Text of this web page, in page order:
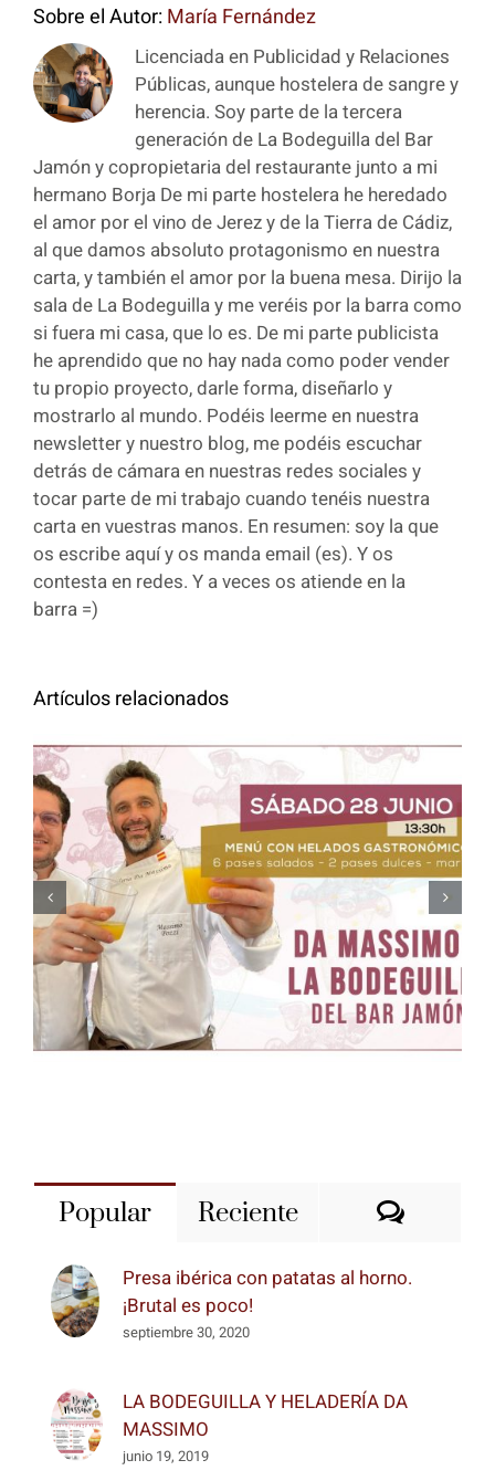
Sobre el Autor:María Fernández
Licenciada en Publicidad y Relaciones
Públicas, aunque hostelera de sangre y
herencia. Soy parte de la tercera
generación de La Bodeguilla del Bar
Jamón y copropietaria del restaurante junto a mi
hermano Borja De mi parte hostelera he heredado
el amor por el vino de Jerez y de la Tierra de Cádiz,
al que damos absoluto protagonismo en nuestra
carta, y también el amor por la buena mesa. Dirijo la
sala de La Bodeguilla y me veréis por la barra como
si fuera mi casa, que lo es. De mi parte publicista
he aprendido que no hay nada como poder vender
tu propio proyecto, darle forma, diseñarlo y
mostrarlo al mundo. Podéis leerme en nuestra
newsletter y nuestro blog, me podéis escuchar
detrás de cámara en nuestras redes sociales y
tocar parte de mi trabajo cuando tenéis nuestra
carta en vuestras manos. En resumen: soy la que
os escribe aquí y os manda email (es). Y os
contesta en redes. Y a veces os atiende en la
barra =)
Artículos relacionados
Popular Reciente
Presa ibérica con patatas al horno.
¡Brutal es poco!
septiembre 30, 2020
LA BODEGUILLA Y HELADERÍA DA
MASSIMO
junio 19, 2019